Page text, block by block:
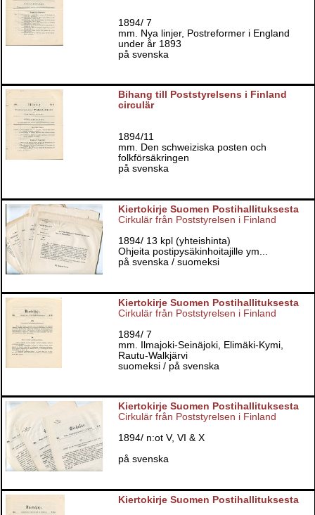
1894/ 7
mm. Nya linjer, Postreformer i England
under år 1893
på svenska
Bihang till Poststyrelsens i Finland
circulär
1894/11
mm. Den schweiziska posten och
folkförsäkringen
på svenska
Kiertokirje Suomen Postihallituksesta
Cirkulär från Poststyrelsen i Finland
1894/ 13 kpl (yhteishinta)
Ohjeita postipysäkinhoitajille ym...
på svenska / suomeksi
Kiertokirje Suomen Postihallituksesta
Cirkulär från Poststyrelsen i Finland
1894/ 7
mm. Ilmajoki-Seinäjoki, Elimäki-Kymi,
Rautu-Walkjärvi
suomeksi / på svenska
Kiertokirje Suomen Postihallituksesta
Cirkulär från Poststyrelsen i Finland
1894/ n:ot V, VI & X
på svenska
Kiertokirje Suomen Postihallituksesta